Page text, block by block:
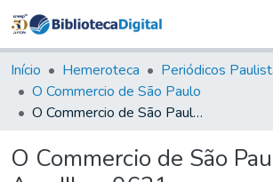
&
Coleções
Tudo na
Biblioteca
Estatísticas
Início Hemeroteca
Periódicos
O Commercio de São Paulo
O Commercio de São Paulo, 1895, Ano III, n. 0621
O Commercio de São